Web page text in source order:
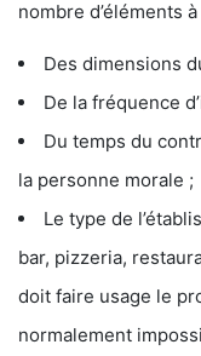
nombre d’éléments
Des dimensions
De la fréquence
Du temps du
la personne morale ;
Le type de
bar, pizzeria,
doit faire usage le
normalement